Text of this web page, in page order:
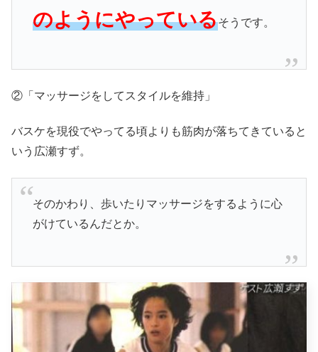
のようにやっているそうです。
②「マッサージをしてスタイルを維持」
バスケを現役でやってる頃よりも筋肉が落ちてきていると
いう広瀬すず。
そのかわり、歩いたりマッサージをするように心
がけているんだとか。